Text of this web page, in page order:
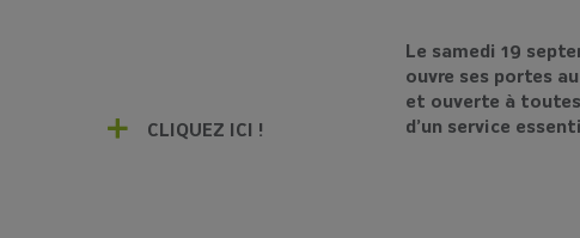
Le samedi 19
ouvre ses portes
et ouverte à
d’un service
CLIQUEZ ICI !